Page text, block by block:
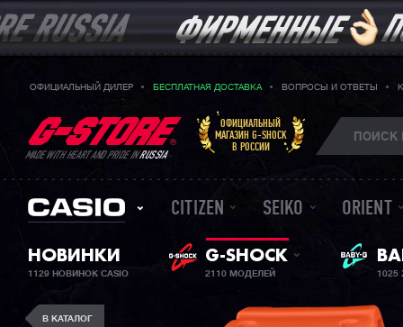
ОФИЦИАЛЬНЫЙ ДИЛЕР БЕСПЛАТНАЯ ДОСТАВКА ВОПРОСЫ И ОТВЕТЫ
MADE WITH HEART AND PRIDE INRUSSIA
ОФИЦИАЛЬНЫЙ
МАГАЗИН G-SHOCK
В РОССИИ
CITIZEN SEIKO ORIENT
НОВИНКИ
1129 НОВИНОК CASIO
G-SHOCK
2110 МОДЕЛЕЙ
В КАТАЛОГ